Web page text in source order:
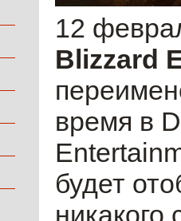
12
Blizzard
время в
будет